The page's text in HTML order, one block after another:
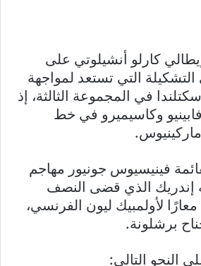
كارلو أنشيلوتي على
التي تستعد لمواجهة
في المجموعة الثالثة، إذ
وكاسيميرو في خط
فينيسيوس جونيور مهاجم
إندريك الذي قضى النصف
لأولمبيك ليون الفرنسي،
برشلونة.
النحو التالي: